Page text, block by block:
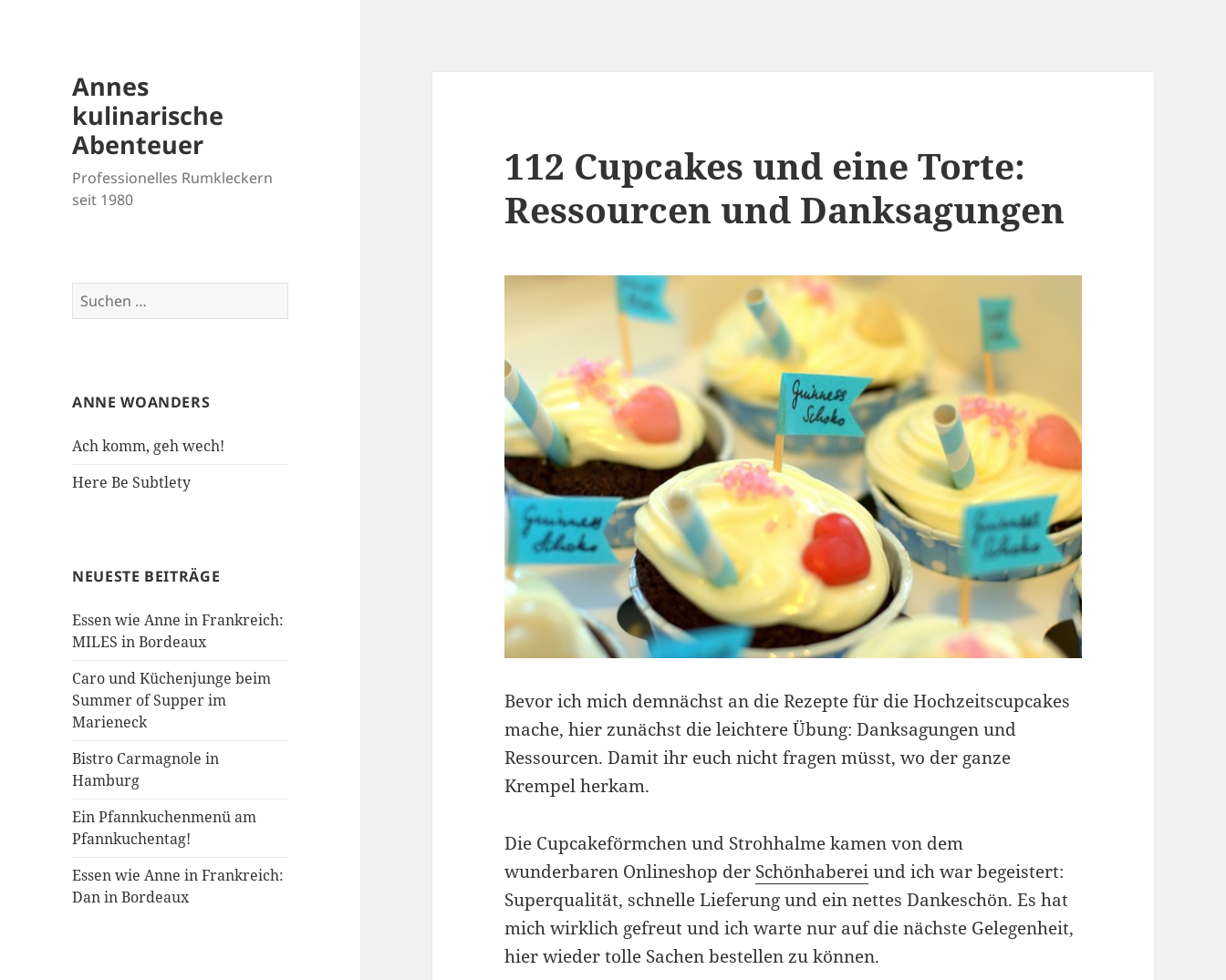
Annes
kulinarische
Abenteuer
Professionelles Rumkleckern
seit 1980
Suchen
nach:
ANNE WOANDERS
Ach komm, geh wech!
Here Be Subtlety
NEUESTE BEITRÄGE
Essen wie Anne in Frankreich:
MILES in Bordeaux
Caro und Küchenjunge beim
Summer of Supper im
Marieneck
Bistro Carmagnole in
Hamburg
Ein Pfannkuchenmenü am
Pfannkuchentag!
Essen wie Anne in Frankreich:
Dan in Bordeaux
112 Cupcakes und eine Torte:
Ressourcen und Danksagungen
Bevor ich mich demnächst an die Rezepte für die Hochzeitscupcakes
mache, hier zunächst die leichtere Übung: Danksagungen und
Ressourcen. Damit ihr euch nicht fragen müsst, wo der ganze
Krempel herkam.
Die Cupcakeförmchen und Strohhalme kamen von dem
wunderbaren Onlineshop der Schönhabereiund ich war begeistert:
Superqualität, schnelle Lieferung und ein nettes Dankeschön. Es hat
mich wirklich gefreut und ich warte nur auf die nächste Gelegenheit,
hier wieder tolle Sachen bestellen zu können.